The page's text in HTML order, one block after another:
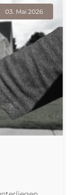
03. Mai 2026